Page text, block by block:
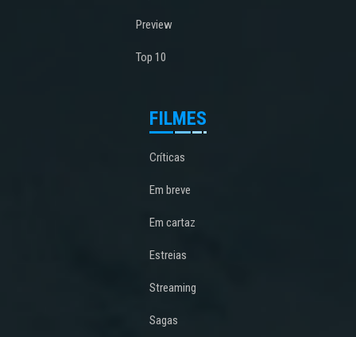
Preview
Top 10
FILMES
Críticas
Em breve
Em cartaz
Estreias
Streaming
Sagas